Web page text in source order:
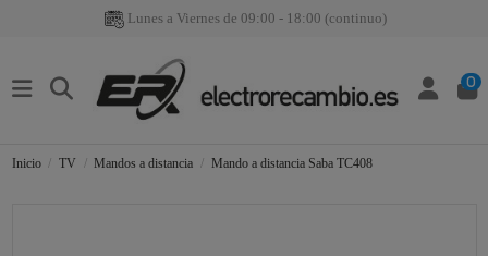
Lunes a Viernes de 09:00 - 18:00 (continuo)
0
Inicio TV Mandos a distancia Mando a distancia Saba TC408